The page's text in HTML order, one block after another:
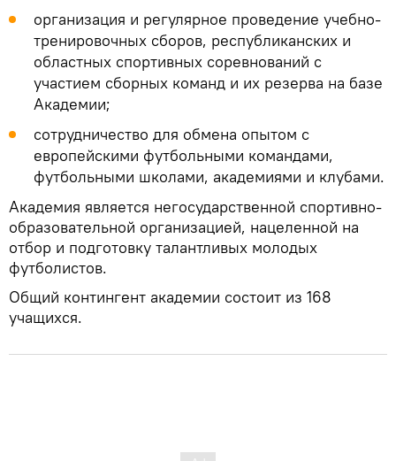
организация и регулярное проведение учебно-
тренировочных сборов, республиканских и
областных спортивных соревнований с
участием сборных команд и их резерва на базе
Академии;
сотрудничество для обмена опытом с
европейскими футбольными командами,
футбольными школами, академиями и клубами.
Академия является негосударственной спортивно-
образовательной организацией, нацеленной на
отбор и подготовку талантливых молодых
футболистов.
Общий контингент академии состоит из 168
учащихся.